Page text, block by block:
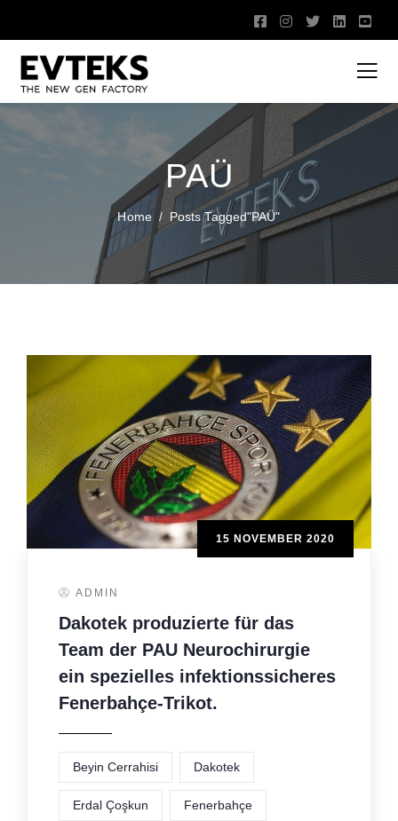
PAÜ
Home Posts Tagged"PAÜ"
15 NOVEMBER 2020
ADMIN
Dakotek produzierte für das
Team der PAU Neurochirurgie
ein spezielles infektionssicheres
Fenerbahçe-Trikot.
Beyin Cerrahisi Dakotek
Erdal Çoşkun Fenerbahçe